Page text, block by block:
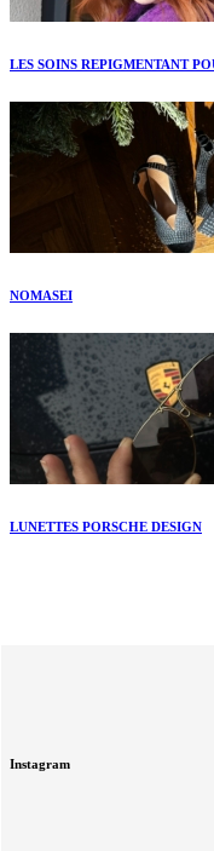
LES SOINS REPIGMENTANT
NOMASEI
LUNETTES PORSCHE DESIGN
Instagram